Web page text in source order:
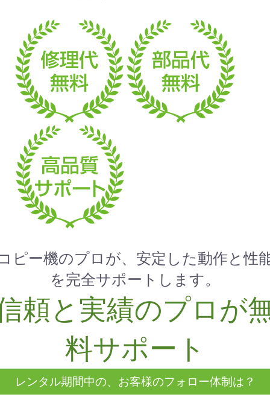
お買い物を続ける
ピー機のプロが、安定した動作と性
を完全サポートします。
頼と実績のプロが
料サポート
レンタル期間中の、お客様のフォロー体制は？